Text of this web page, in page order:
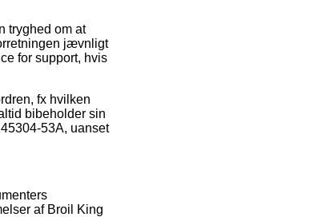
tryghed om at
jævnligt
for support, hvis
fx hvilken
bibeholder sin
53A, uanset
af Broil King